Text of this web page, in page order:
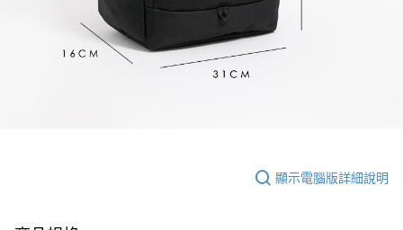
顯示電腦版詳細說明